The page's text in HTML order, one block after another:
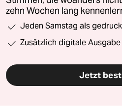
zehn Wochen lang
Jeden Samstag als
Zusätzlich digitale
Jetzt